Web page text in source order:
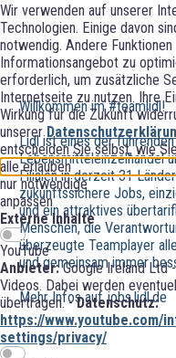
Wir verwenden auf unserer
Technologien. Einige davon
notwendig. Andere
Informationsangebot zu
erforderlich, um zusätzliche
Internetseite zu nutzen. Ihre
Wirkung für die Zukunft
unserer
entscheiden Sie selbst, wie
alle erlauben
nur notwendige
anpassen
Externe Inhalte
YouTube
Anbieter:Google Ireland Ltd
Videos. Dabei werden
übertragen. -Datenschutz:
https://www.youtube.com/
settings/privacy/
Willkommen im #teamlidl!
Lidl ist eines der
Lebensmitteleinzelhandel
Filialen in derzeit 31
zukunftssichere Jobs,
und ein attraktives
Menschen, die
überzeugte Teamplayer
und gemeinsam immer
Mehr Infos auf jobs.lidl.de